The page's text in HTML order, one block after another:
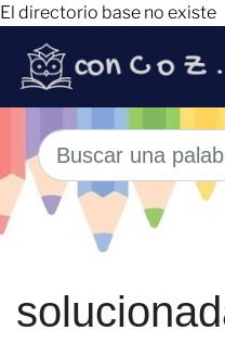
El directorio base no existe